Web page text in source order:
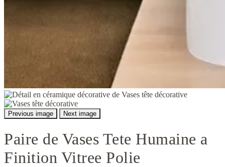
Previous image Next image
Paire de Vases Tete Humaine a
Finition Vitree Polie